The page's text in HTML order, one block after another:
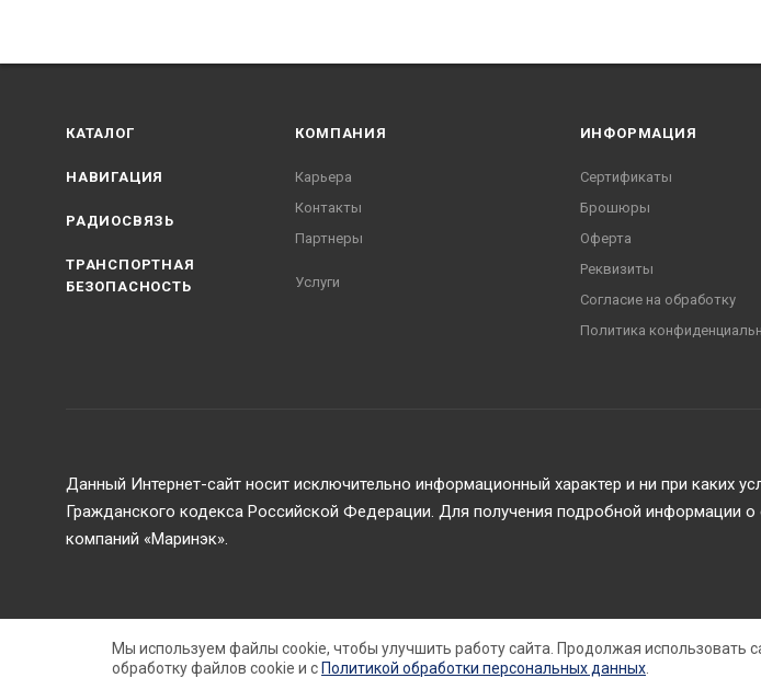
КАТАЛОГ
НАВИГАЦИЯ
РАДИОСВЯЗЬ
ТРАНСПОРТНАЯ
БЕЗОПАСНОСТЬ
КОМПАНИЯ
Карьера
Контакты
Партнеры
Услуги
ИНФОРМАЦИЯ
Сертификаты
Брошюры
Оферта
Реквизиты
Согласие на обработку
Политика
Данный Интернет-сайт носит исключительно информационный характер и ни при каких
Гражданского кодекса Российской Федерации. Для получения подробной информации о
компаний «Маринэк».
Мы используем файлы cookie, чтобы улучшить работу сайта. Продолжая использовать
обработку файлов cookie и c Политикой обработки персональных данных